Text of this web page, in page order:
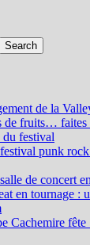
de la
de fruits… faites
du festival
punk
de concert
en tournage :
Cachemire fête